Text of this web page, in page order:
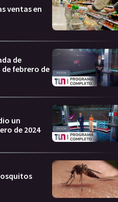
ventas en
de
febrero de
un
de 2024